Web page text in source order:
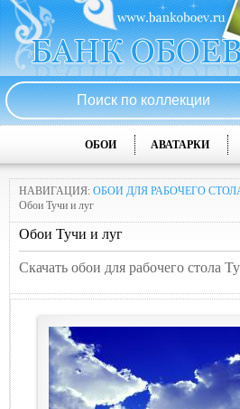
ОБОИ АВАТАРКИ
НАВИГАЦИЯ: ОБОИ ДЛЯ РАБОЧЕГО
Обои Тучи и луг
Обои Тучи и луг
Скачать обои для рабочего стола